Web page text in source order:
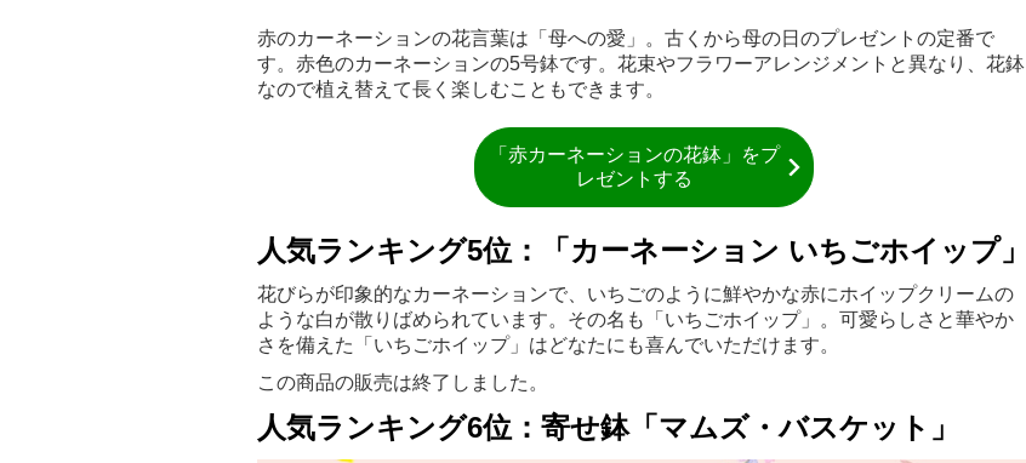
赤のカーネーションの花言葉は「母への愛」。古くから母の日のプレゼントの定番で
す。赤色のカーネーションの5号鉢です。花束やフラワーアレンジメントと異なり、花鉢
なので植え替えて長く楽しむこともできます。
「赤カーネーションの花鉢」をプ
レゼントする
人気ランキング5位：「カーネーション いちごホイップ」
花びらが印象的なカーネーションで、いちごのように鮮やかな赤にホイップクリームの
ような白が散りばめられています。その名も「いちごホイップ」。可愛らしさと華やか
さを備えた「いちごホイップ」はどなたにも喜んでいただけます。
この商品の販売は終了しました。
人気ランキング6位：寄せ鉢「マムズ・バスケット」